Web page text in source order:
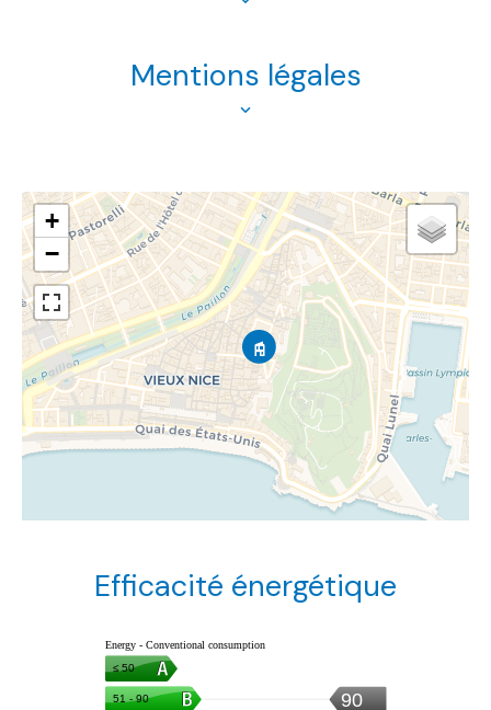
Mentions légales
+
−
Efficacité énergétique